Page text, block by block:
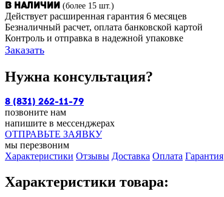
В наличии (более 15 шт.)
Действует расширенная гарантия 6 месяцев
Безналичный расчет, оплата банковской картой
Контроль и отправка в надежной упаковке
Заказать
Нужна консультация?
8 (831) 262-11-79
позвоните нам
напишите в мессенджерах
ОТПРАВЬТЕ ЗАЯВКУ
мы перезвоним
Характеристики Отзывы Доставка Оплата Гарантия
Характеристики товара: